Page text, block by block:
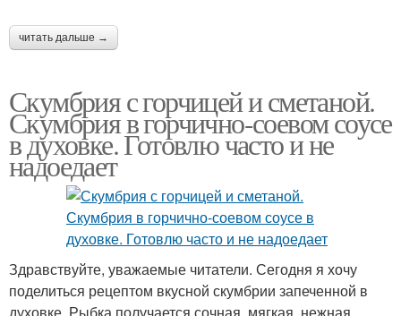
читать дальше →
Скумбрия с горчицей и сметаной.
Скумбрия в горчично-соевом соусе
в духовке. Готовлю часто и не
надоедает
Здравствуйте, уважаемые читатели. Сегодня я хочу
поделиться рецептом вкусной скумбрии запеченной в